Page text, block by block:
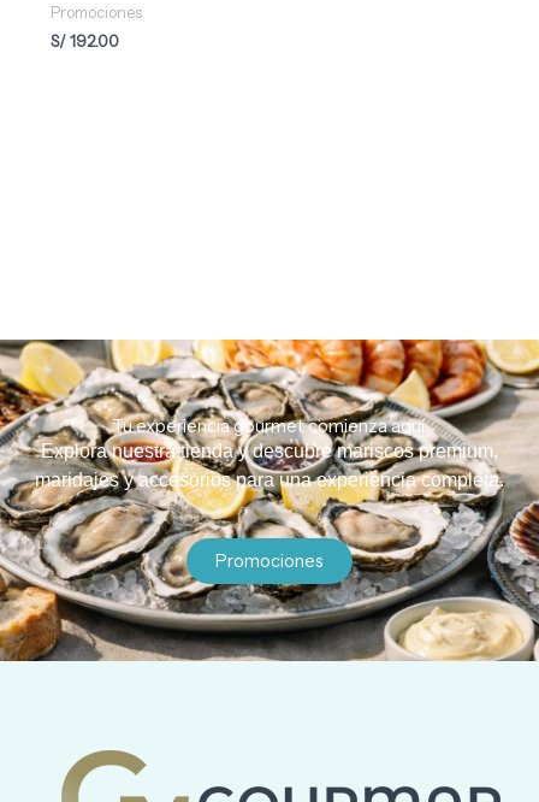
Promociones
S/192.00
Tu experiencia gourmet comienza aquí.
Explora nuestra tienda y descubre mariscos premium,
maridajes y accesorios para una experiencia completa.
Promociones